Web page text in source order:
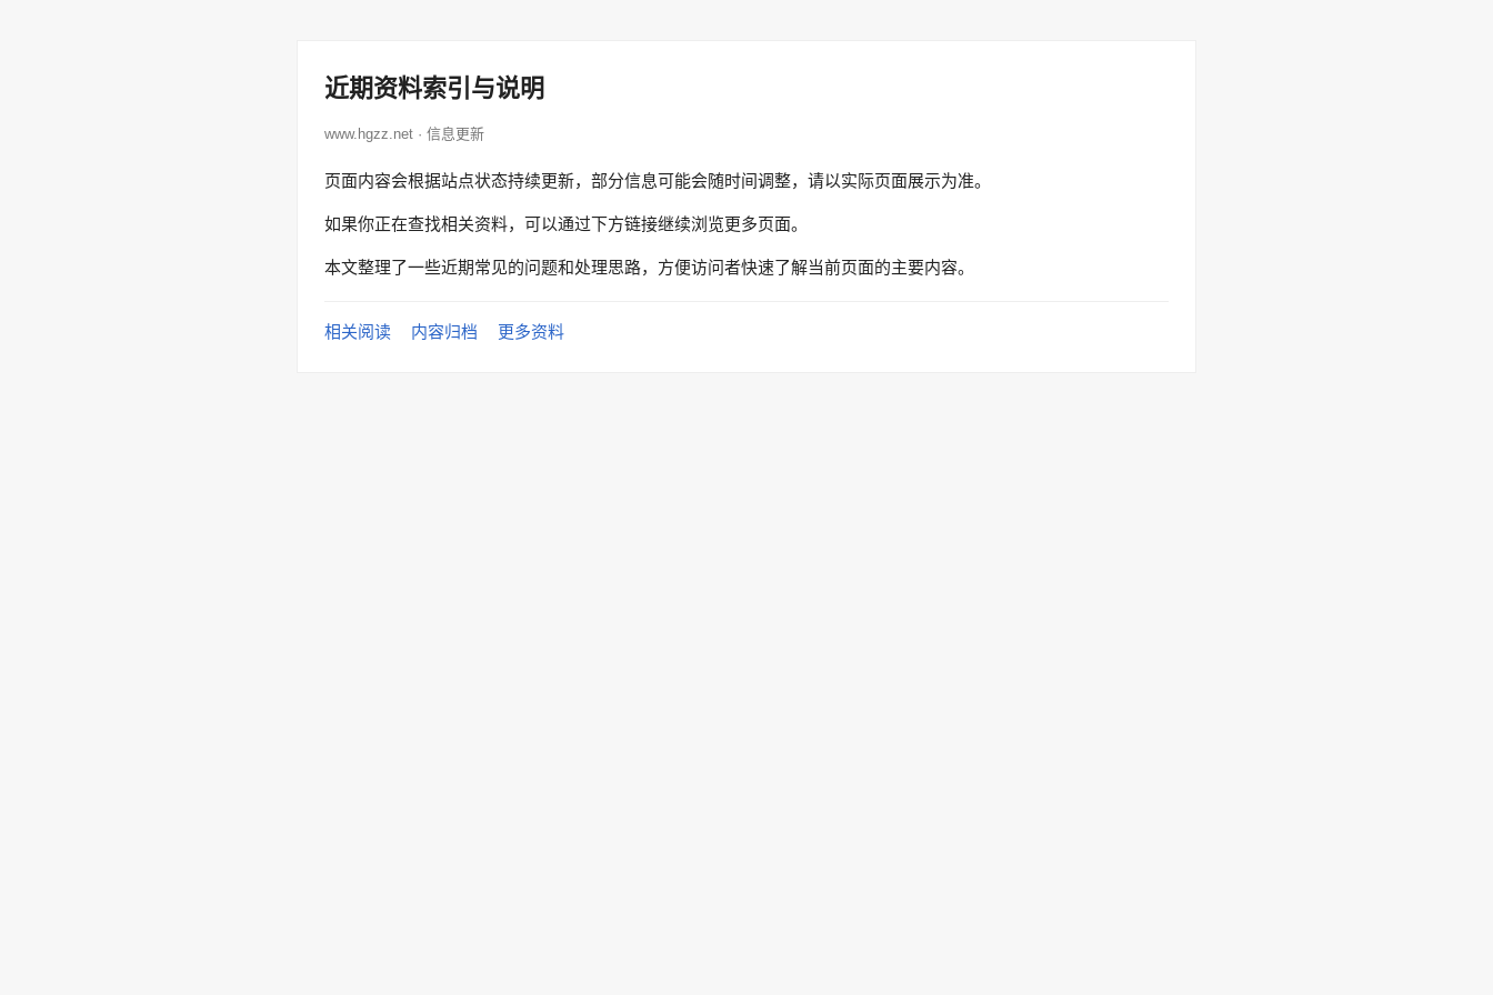
近期资料索引与说明
www.hgzz.net · 信息更新
页面内容会根据站点状态持续更新，部分信息可能会随时间调整，请以实际页面展示为准。
如果你正在查找相关资料，可以通过下方链接继续浏览更多页面。
本文整理了一些近期常见的问题和处理思路，方便访问者快速了解当前页面的主要内容。
相关阅读 内容归档 更多资料